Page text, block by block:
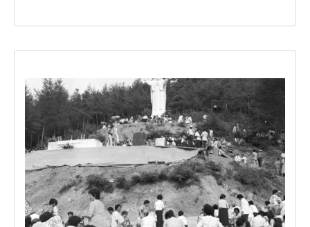
2025년에 시대적 변화와 충북의 발전상을 충분히 반영하지
있습니다.